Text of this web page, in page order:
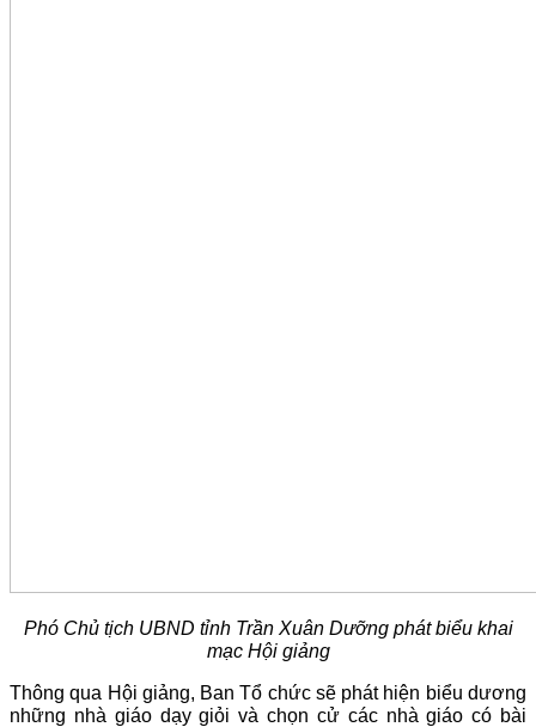
Phó Chủ tịch UBND tỉnh Trần Xuân Dưỡng phát biểu khai
mạc Hội giảng
Thông qua Hội giảng, Ban Tổ chức sẽ phát hiện biểu dương
những nhà giáo dạy giỏi và chọn cử các nhà giáo có bài